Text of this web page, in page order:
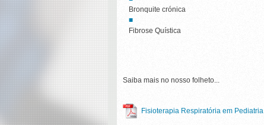
Bronquite crónica
Fibrose Quística
Saiba mais no nosso folheto...
Fisioterapia Respiratória em Pediatria